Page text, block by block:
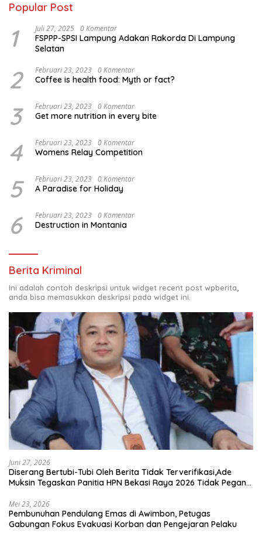
Popular Post
1 Juli 27, 2025 0 Komentar
FSPPP-SPSI Lampung Adakan Rakorda Di Lampung
Selatan
2 Februari 23, 2023 0 Komentar
Coffee is health food: Myth or fact?
3 Februari 23, 2023 0 Komentar
Get more nutrition in every bite
4 Februari 23, 2023 0 Komentar
Womens Relay Competition
5 Februari 23, 2023 0 Komentar
A Paradise for Holiday
6 Februari 23, 2023 0 Komentar
Destruction in Montania
Berita Kriminal
Ini adalah contoh deskripsi untuk widget recent post wpberita,
anda bisa memasukkan deskripsi pada widget ini.
Juni 27, 2026
Diserang Bertubi-Tubi Oleh Berita Tidak Terverifikasi,Ade
Muksin Tegaskan Panitia HPN Bekasi Raya 2026 Tidak Pegang
Mei 23, 2026
Pembunuhan Pendulang Emas di Awimbon, Petugas
Gabungan Fokus Evakuasi Korban dan Pengejaran Pelaku